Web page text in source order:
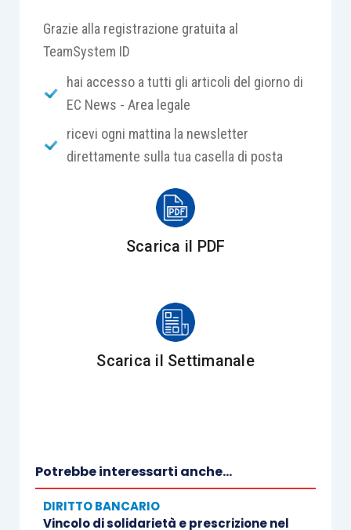
Grazie alla registrazione gratuita al
TeamSystem ID
hai accesso a tutti gli articoli del giorno di
EC News - Area legale
ricevi ogni mattina la newsletter
direttamente sulla tua casella di posta
Scarica il PDF
Scarica il Settimanale
Potrebbe interessarti anche...
DIRITTO BANCARIO
Vincolo di solidarietà e prescrizione nel